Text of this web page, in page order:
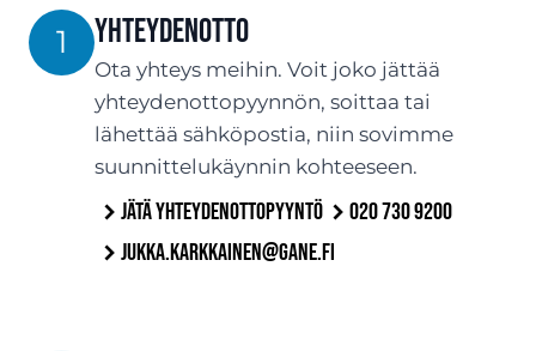
1 Yhteydenotto
Ota yhteys meihin. Voit joko jättää
yhteydenottopyynnön, soittaa tai
lähettää sähköpostia, niin sovimme
suunnittelukäynnin kohteeseen.
Jätä yhteydenottopyyntö
020 730 9200
jukka.karkkainen@gane.fi